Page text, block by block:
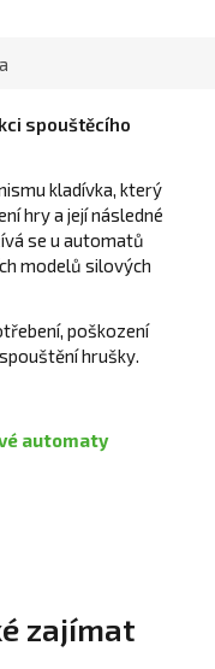
spouštěcího
kladívka, který
hry a její následné
se u automatů
modelů silových
poškození
hrušky.
automaty
zajímat